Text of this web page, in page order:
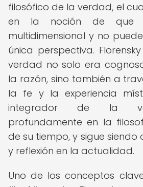
filosófico de la verdad, el
en la noción de que
multidimensional y no
única perspectiva.
verdad no solo era
la razón, sino también a
la fe y la experiencia
integrador de la
profundamente en la
de su tiempo, y sigue siendo
y reflexión en la actualidad.
Uno de los conceptos